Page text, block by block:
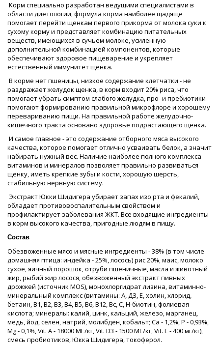
Корм специально разработан ведущими специалистами в
области диетологии, формула корма наиболее щадяще
помогает перейти щенкам первого прикорма от молока суки к
сухому корму и представляет комбинацию питательных
веществ, имеющихся в сучьем молоке, усиленную
дополнительной комбинацией компонентов, которые
обеспечивают здоровое пищеварение и укрепляет
естественный иммунитет щенка.
В корме нет пшеницы, низкое содержание клетчатки - не
раздражает желудок щенка, в корм входит 20% риса, что
помогает убрать симптом слабого желудка, про- и пребиотики
помогают формированию правильной микрофлоре и хорошему
перевариванию пищи. На правильной работе желудочно-
кишечного тракта основано здоровье подрастающего щенка.
И самое главное - это содержание отборного мяса высокого
качества, которое помогает отлично усваивать белок, а значит
набирать нужный вес. Наличие наиболее полного комплекса
витаминов и минералов позволяет правильно развиваться
щенку, иметь крепкие зубы и кости, хорошую шерсть,
стабильную нервную систему.
Экстракт Юкки Шидигера убирает запах изо рта и фекалий,
обладает противовоспалительным свойством и
профилактирует заболевания ЖКТ. Все входящие ингредиенты
в корм высокого качества, пригодные людям в пищу.
Состав
Обезвоженные мясо и мясные ингредиенты - 38% (в том числе
домашняя птица: индейка - 25%, лосось) рис 20%, маис, молоко
сухое, яичный порошок, отруби пшеничные, масла и животный
жир, рыбий жир лосося, обезвоженный экстракт пивных
дрожжей (источник MOS), монохлоргидрат лизина, витаминно-
минеральный комплекс (витамины: А, ДЗ, Е, холин, хлорид,
бетаин, В1, В2, В3, В4, В5, В6, В12, Вс, С, Н-биотин, фолиевая
кислота; минералы: калий, цинк, кальций, железо, марганец,
медь, йод, селен, натрий, молибден, кобальт; Са - 1,2%, Р - 0,93%,
Mg - 0,1%, Vit. А - 18000 МЕ/кг, Vit. D3 - 1500 МЕ/кг, Vit. Е - 400 мг/кг),
смесь пробиотиков, Юкка Шидигера, токоферол.